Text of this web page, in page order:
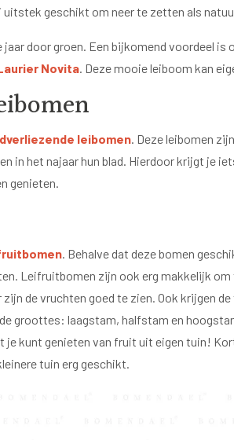
uitstek geschikt om neer te zetten als
door groen. Een bijkomend voordeel
Novita. Deze mooie leiboom kan
leibomen. Deze leibomen
in het najaar hun blad. Hierdoor krijgt je
genieten.
. Behalve dat deze bomen
Leifruitbomen zijn ook erg makkelijk
de vruchten goed te zien. Ook krijgen
groottes: laagstam, halfstam en
je kunt genieten van fruit uit eigen tuin!
tuin erg geschikt.